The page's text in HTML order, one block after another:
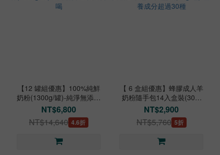
【12 罐組優惠】100%純鮮
奶粉(1300g/罐)-純淨無添加
美味好喝
NT$6,800
NT$14,640 4.6折
【 6 盒組優惠】蜂膠成人羊
奶粉隨手包14入盒裝(30g/
包)-營養成分超過30種
NT$2,900
NT$5,760 5折